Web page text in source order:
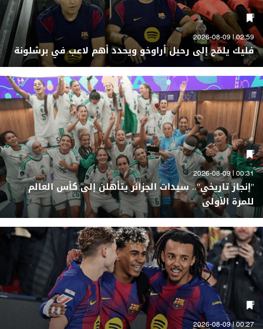
02:59 | 2026-08-09
فليك يلمّح إلى رحيل أراوخو ويحدد أهم لاعب في برشلونة
00:31 | 2026-08-09
"إنجاز تاريخي".. سيدات الجزائر يتأهلن إلى كأس العالم
للمرة الأولى
00:27 | 2026-08-09